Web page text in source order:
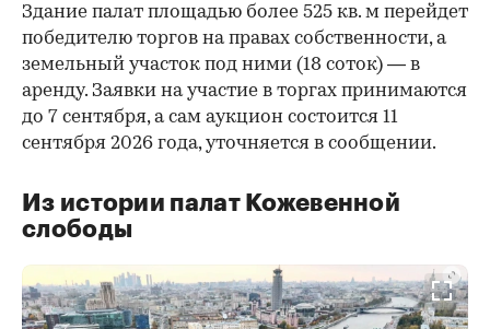
Здание палат площадью более 525 кв. м перейдет
победителю торгов на правах собственности, а
земельный участок под ними (18 соток) — в
аренду. Заявки на участие в торгах принимаются
до 7 сентября, а сам аукцион состоится 11
сентября 2026 года, уточняется в сообщении.
Из истории палат Кожевенной
слободы